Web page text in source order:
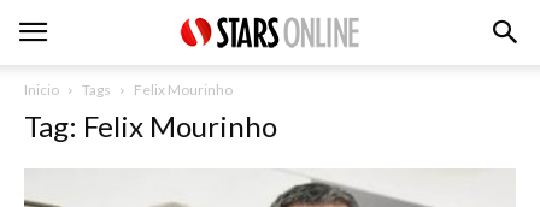
Inicio Tags Felix Mourinho
Tag: Felix Mourinho